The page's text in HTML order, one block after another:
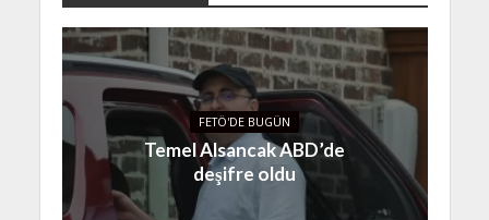
FETÖ'DE BUGÜN
Temel Alsancak ABD’de
deşifre oldu